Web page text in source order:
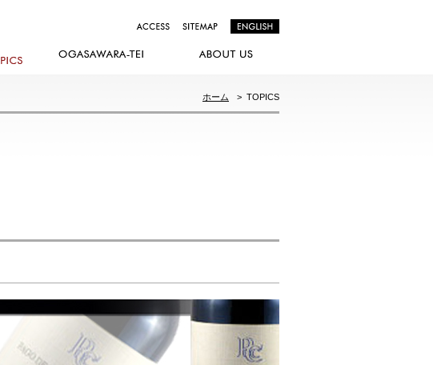
ホーム > TOPICS